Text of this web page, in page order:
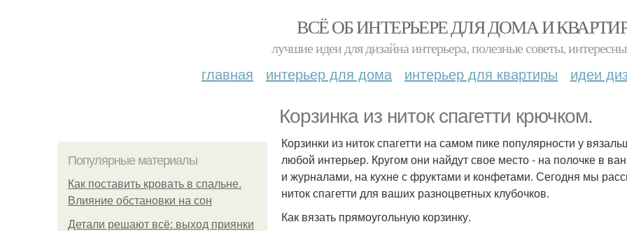
ВСЁ ОБ ИНТЕРЬЕРЕ ДЛЯ ДОМА И
лучшие идеи для дизайна интерьера, полезные советы,
главная интерьер для дома интерьер для квартиры идеи
Корзинка из ниток спагетти крючком.
Популярные материалы
Как поставить кровать в спальне.
Влияние обстановки на сон
Детали решают всё: выход приянки
Корзинки из ниток спагетти на самом пике популярности у
любой интерьер. Кругом они найдут свое место - на полочке в
и журналами, на кухне с фруктами и конфетами. Сегодня мы
ниток спагетти для ваших разноцветных клубочков.
Как вязать прямоугольную корзинку.